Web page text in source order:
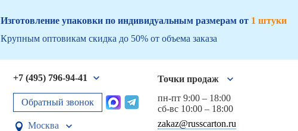
Изготовление упаковки по индивидуальным размерам от 1 штуки
Крупным оптовикам скидка до 50% от объема заказа
+7 (495) 796-94-41
Обратный звонок
Москва
Точки продаж
пн-пт 9:00 – 18:00
сб-вс 10:00 – 18:00
zakaz@russcarton.ru